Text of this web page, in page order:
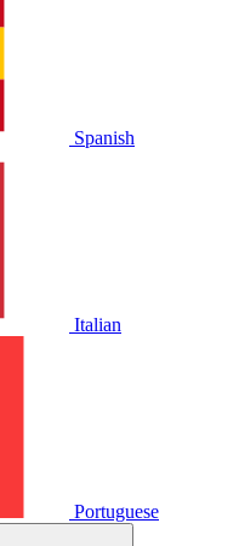
Spanish
Italian
Portuguese